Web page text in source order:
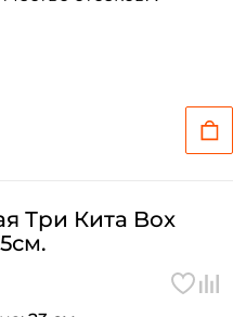
Три Кита Box